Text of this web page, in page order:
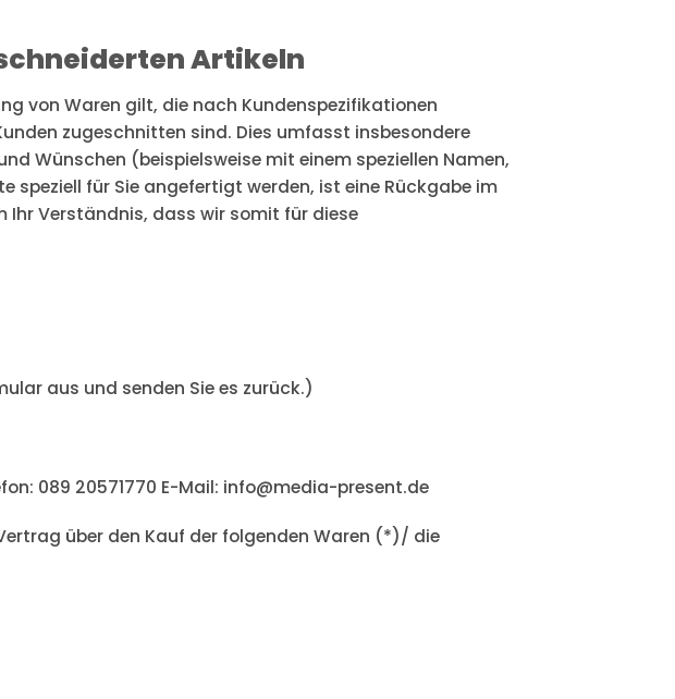
Artikeln
von Waren gilt, die nach Kundenspezifikationen
zugeschnitten sind. Dies umfasst insbesondere
Wünschen (beispielsweise mit einem speziellen Namen,
speziell für Sie angefertigt werden, ist eine Rückgabe im
Ihr Verständnis, dass wir somit für diese
aus und senden Sie es zurück.)
089 20571770 E-Mail: info@media-present.de
über den Kauf der folgenden Waren (*)/ die